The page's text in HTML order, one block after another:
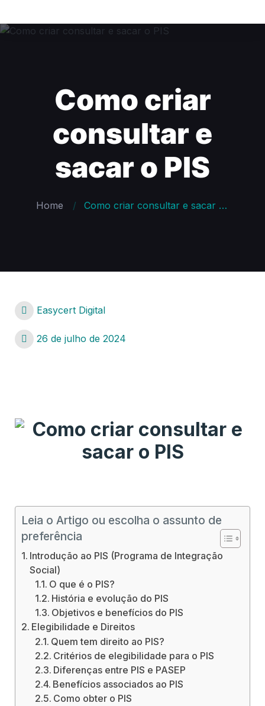
Como criar
consultar e
sacar o PIS
Home Como criar consultar e sacar o PIS
Easycert Digital
26 de julho de 2024
Leia o Artigo ou escolha o assunto de
preferência
Introdução ao PIS (Programa de Integração
Social)
O que é o PIS?
História e evolução do PIS
Objetivos e benefícios do PIS
Elegibilidade e Direitos
Quem tem direito ao PIS?
Critérios de elegibilidade para o PIS
Diferenças entre PIS e PASEP
Benefícios associados ao PIS
Como obter o PIS